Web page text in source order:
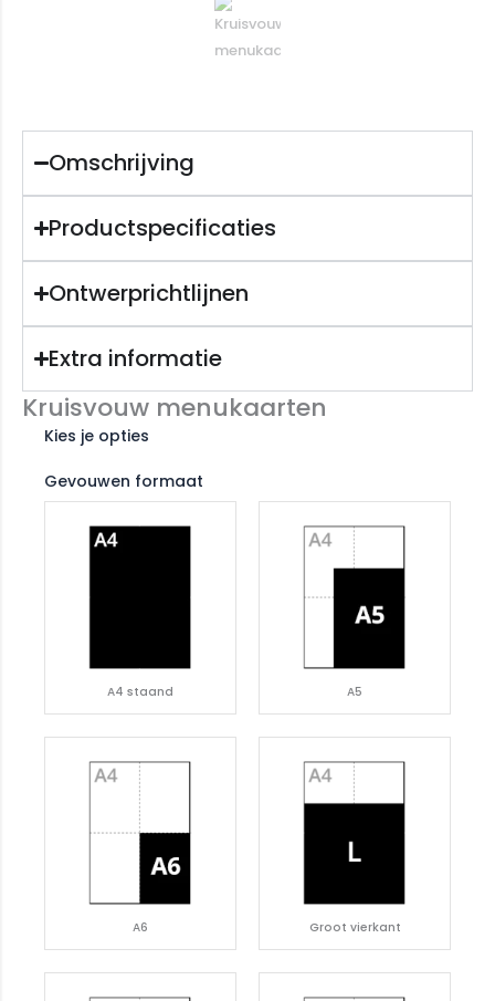
Omschrijving
Productspecificaties
Ontwerprichtlijnen
Extra informatie
Kruisvouw menukaarten
Kies je opties
Gevouwen formaat
A4 staand A5
A6 Groot vierkant